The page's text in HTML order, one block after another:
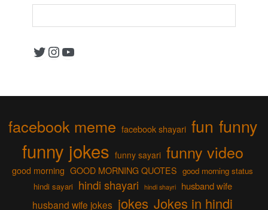
Twitter Instagram YouTube
facebook meme facebook shayari fun funny
funny jokes funny sayari funny video
good morning GOOD MORNING QUOTES good morning status
hindi sayari hindi shayari hindi shayri husband wife
husband wife jokes jokes Jokes in hindi